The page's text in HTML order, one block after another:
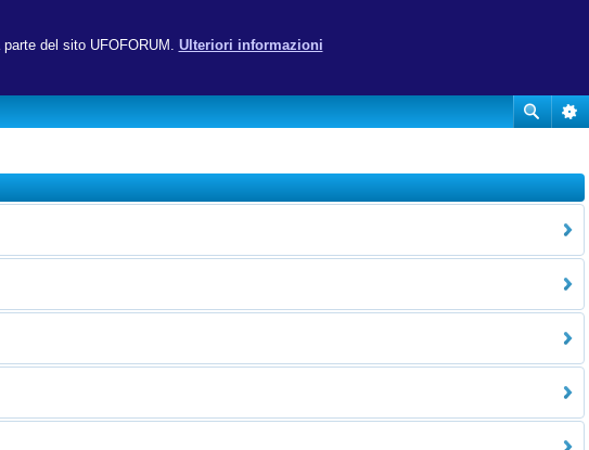
del sito UFOFORUM. Ulteriori informazioni